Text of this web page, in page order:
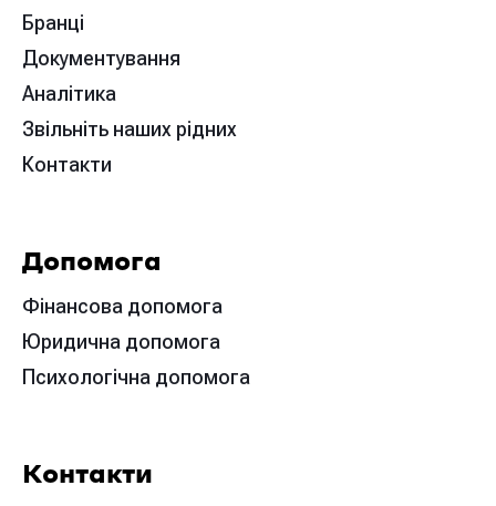
Бранці
Документування
Аналітика
Звільніть наших рідних
Контакти
Допомога
Фінансова допомога
Юридична допомога
Психологічна допомога
Контакти